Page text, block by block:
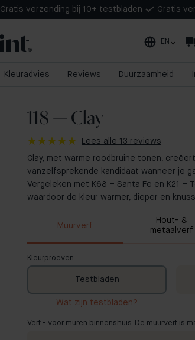
Gratis verzending bij 10+ testbladen Gratis
EN
Kleuradvies Reviews Duurzaamheid
118 — Clay
Lees alle 13 reviews
Clay, met warme roodbruine tonen,
vanzelfsprekende kandidaat wanneer je
Vergeleken met K68 – Santa Fe en K21 –
waardoor de kleur warmer, dieper en
Muurverf
Hout- &
metaalverf
Kleurproeven
Testbladen
Wat zijn testbladen?
Verf - voor muren binnenshuis. De muurverf is